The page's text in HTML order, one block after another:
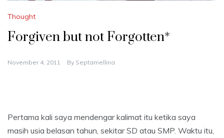
Thought
Forgiven but not Forgotten*
November 4, 2011 By Septamellina
Pertama kali saya mendengar kalimat itu ketika saya
masih usia belasan tahun, sekitar SD atau SMP. Waktu itu,